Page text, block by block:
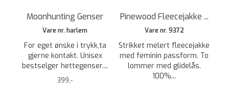
Moonhunting Genser
Vare nr. harlem
For eget ønske i trykk,ta
gjerne kontakt. Unisex
bestselger hettegenser....
399,-
Pinewood Fleecejakke ...
Vare nr. 9372
Strikket melert fleecejakke
med feminin passform. To
lommer med glidelås.
100%...